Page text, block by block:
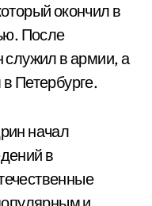
окончил в
После
служил в армии, а
Петербурге.
начал
в